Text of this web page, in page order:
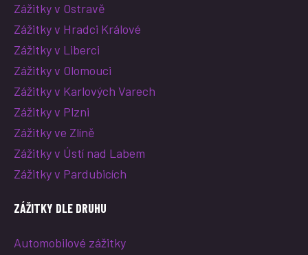
Zážitky v Ostravě
Zážitky v Hradci Králové
Zážitky v Liberci
Zážitky v Olomouci
Zážitky v Karlových Varech
Zážitky v Plzni
Zážitky ve Zlíně
Zážitky v Ústí nad Labem
Zážitky v Pardubicích
ZÁŽITKY DLE DRUHU
Automobilové zážitky